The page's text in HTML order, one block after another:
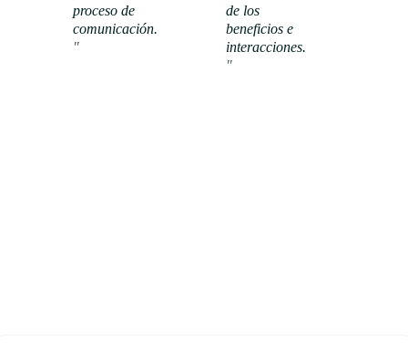
proceso de
comunicación.
"
caso de
éxito
de los
beneficios e
interacciones.
"